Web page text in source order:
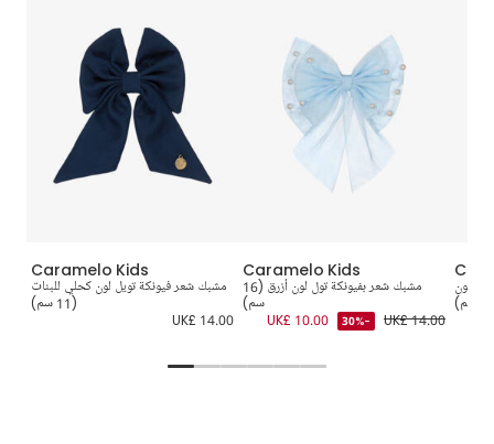
Caramelo Kids
مشبك شعر فيونكة تويل لون كحلي للبنات
(11 سم)
UK£ 14.00
Caramelo Kids
مشبك شعر بفيونكة تول لون أزرق (16
سم)
UK£ 14.00
-30%
UK£ 10.00
لون